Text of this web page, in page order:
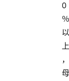
0
％
以
上
，
母